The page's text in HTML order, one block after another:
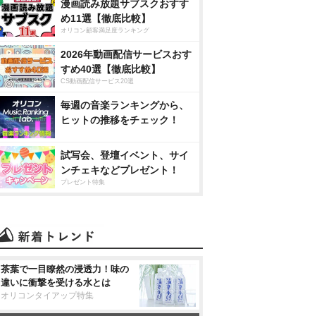
漫画読み放題サブスクおすす
め11選【徹底比較】
オリコン顧客満足度ランキング
2026年動画配信サービスおす
すめ40選【徹底比較】
CS動画配信サービス20選
毎週の音楽ランキングから、
ヒットの推移をチェック！
試写会、登壇イベント、サイ
ンチェキなどプレゼント！
プレゼント特集
茶葉で一目瞭然の浸透力！味の
違いに衝撃を受ける水とは
オリコンタイアップ特集